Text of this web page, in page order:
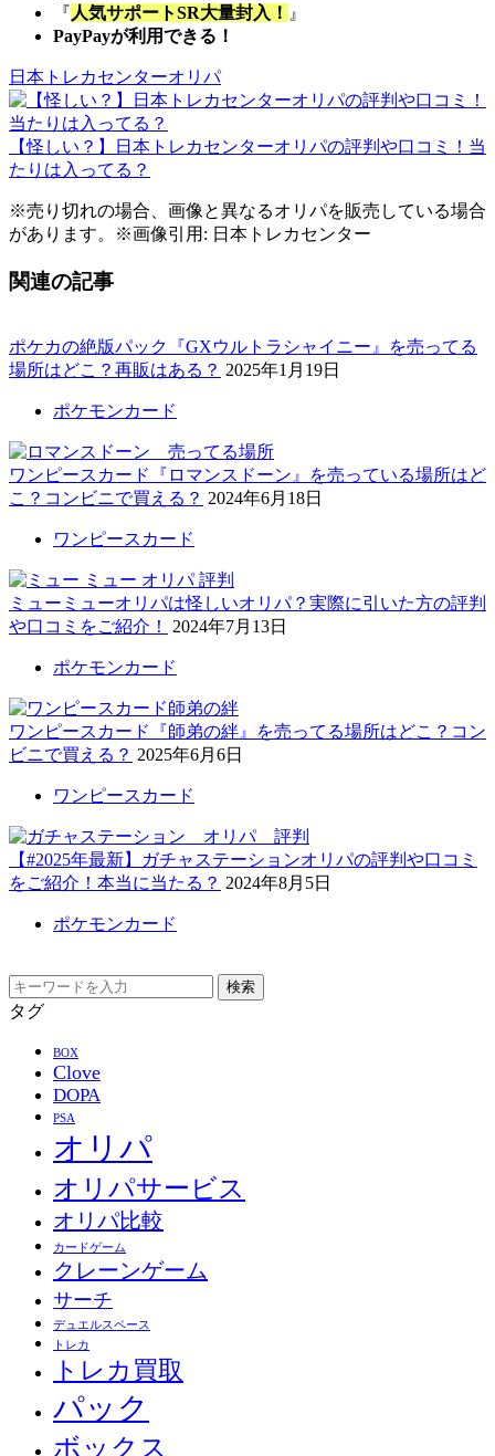
『 人気サポートSR大量封入！ 』
PayPayが利用できる！
日本トレカセンターオリパ
【怪しい？】日本トレカセンターオリパの評判や口コミ！当
たりは入ってる？
※売り切れの場合、画像と異なるオリパを販売している場合
があります。※画像引用: 日本トレカセンター
関連の記事
ポケカの絶版パック『GXウルトラシャイニー』を売ってる
場所はどこ？再販はある？ 2025年1月19日
ポケモンカード
ワンピースカード『ロマンスドーン』を売っている場所はど
こ？コンビニで買える？ 2024年6月18日
ワンピースカード
ミューミューオリパは怪しいオリパ？実際に引いた方の評判
や口コミをご紹介！
2024年7月13日
ポケモンカード
ワンピースカード『師弟の絆』を売ってる場所はどこ？コン
ビニで買える？ 2025年6月6日
ワンピースカード
【#2025年最新】ガチャステーションオリパの評判や口コミ
をご紹介！本当に当たる？ 2024年8月5日
ポケモンカード
検索
タグ
BOX
Clove
DOPA
PSA
オリパ
オリパサービス
オリパ比較
カードゲーム
クレーンゲーム
サーチ
デュエルスペース
トレカ
トレカ買取
パック
ボックス